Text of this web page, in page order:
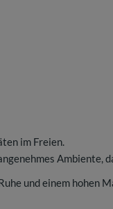
im Freien.
Ambiente,
und einem hohen